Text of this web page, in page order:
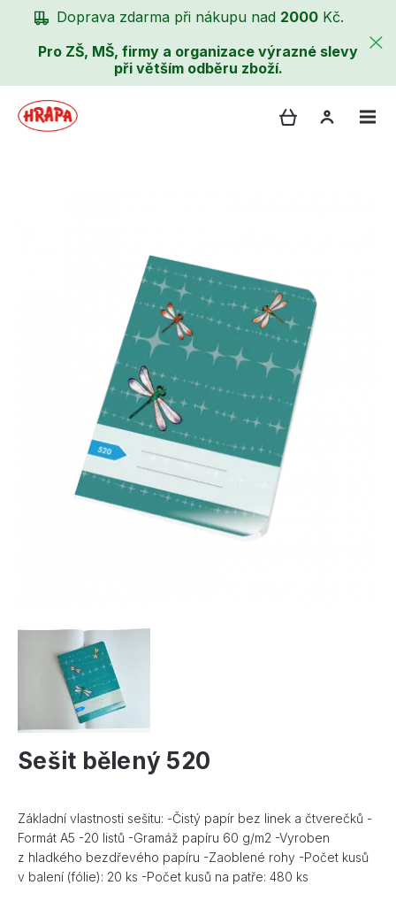
Doprava zdarma při nákupu nad 2000 Kč.
Pro ZŠ, MŠ, firmy a organizace výrazné slevy
při větším odběru zboží.
Sešit bělený 520
Základní vlastnosti sešitu: -Čistý papír bez linek a čtverečků -
Formát A5 -20 listů -Gramáž papíru 60 g/m2 -Vyroben
z hladkého bezdřevého papíru -Zaoblené rohy -Počet kusů
v balení (fólie): 20 ks -Počet kusů na patře: 480 ks